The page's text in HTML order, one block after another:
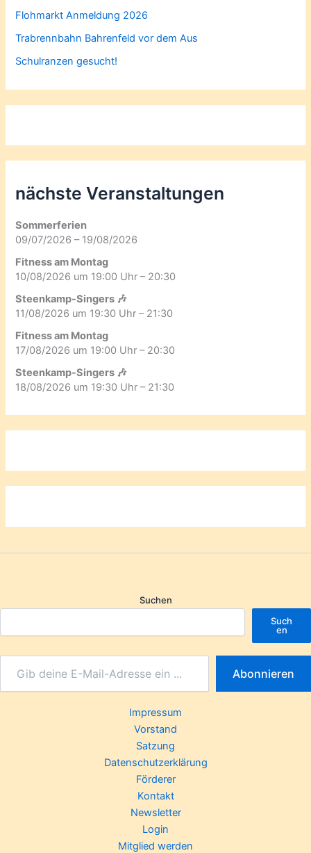
Flohmarkt Anmeldung 2026
Trabrennbahn Bahrenfeld vor dem Aus
Schulranzen gesucht!
nächste Veranstaltungen
Sommerferien
09/07/2026 – 19/08/2026
Fitness am Montag
10/08/2026 um 19:00 Uhr – 20:30
Steenkamp-Singers 🎶
11/08/2026 um 19:30 Uhr – 21:30
Fitness am Montag
17/08/2026 um 19:00 Uhr – 20:30
Steenkamp-Singers 🎶
18/08/2026 um 19:30 Uhr – 21:30
Suchen
Such
en
Abonnieren
Impressum
Vorstand
Satzung
Datenschutzerklärung
Förderer
Kontakt
Newsletter
Login
Mitglied werden